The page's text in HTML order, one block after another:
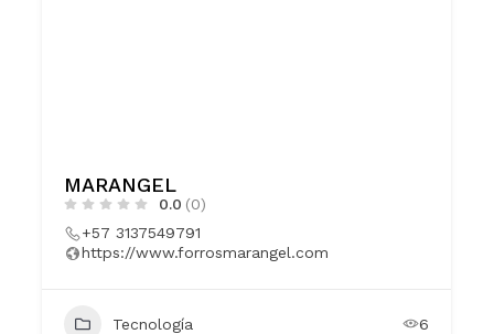
MARANGEL
0.0 (0)
+57 3137549791
https://www.forrosmarangel.com
Tecnología 6